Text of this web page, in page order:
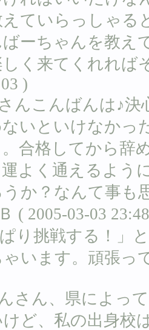
えていらっしゃる
ーちゃんを教え
く来てくれれば
)
んこんばんは♪決
いといけなかっ
。合格してから辞
よく通えるよう
か？なんて事も
( 2005-03-03
ぱり挑戦する！」
ゃいます。頑張っ
さん、県によっ
けど、私の出身校